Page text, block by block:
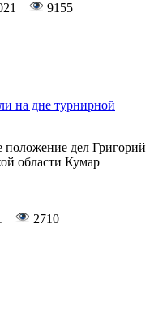
9155
на дне турнирной
положение дел Григорий
области Кумар
2710